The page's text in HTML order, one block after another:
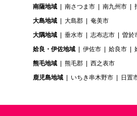
南薩地域
南さつま市 南九州市
大島地域
大島郡
奄美市
大隅地域
垂水市 志布志市 曽於
姶良・伊佐地域
伊佐市 姶良市
熊毛地域
熊毛郡
西之表市
鹿児島地域
いちき串木野市 日置